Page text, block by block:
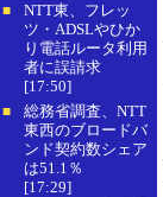
■
NTT東、フレッ
ツ・ADSLやひか
り電話ルータ利用
者に誤請求
[17:50]
■
総務省調査、NTT
東西のブロードバ
ンド契約数シェア
は51.1％
[17:29]